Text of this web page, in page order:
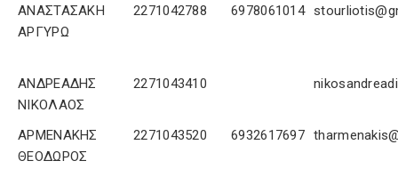
ΑΝΑΣΤΑΣΑΚΗ
ΑΡΓΥΡΩ
2271042788 6978061014
ΑΝΔΡΕΑΔΗΣ
ΝΙΚΟΛΑΟΣ
2271043410
ΑΡΜΕΝΑΚΗΣ
ΘΕΟΔΩΡΟΣ
2271043520 6932617697